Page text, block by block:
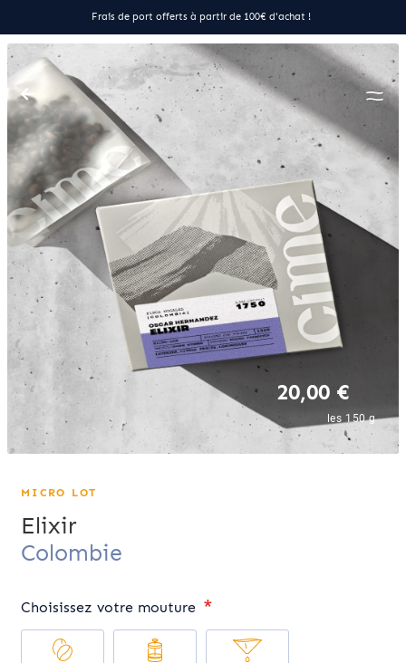
Frais de port offerts à partir de 100€ d'achat !
MICRO LOT
Elixir
Colombie
20,00 €
les 150 g
Choisissez votre mouture